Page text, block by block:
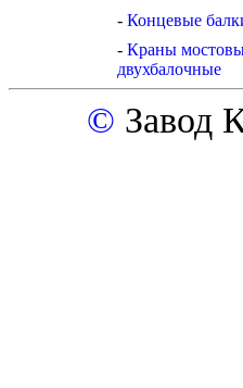
- Концевые
- Краны
двухбалочные
© Завод